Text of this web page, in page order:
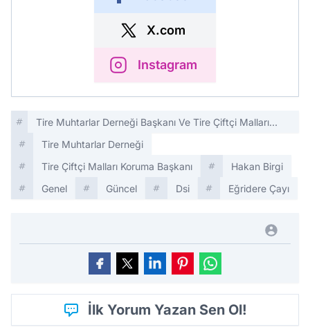
X.com
Instagram
Tire Muhtarlar Derneği Başkanı Ve Tire Çiftçi Malları
Tire Muhtarlar Derneği
Tire Çiftçi Malları Koruma Başkanı
Hakan Birgi
Genel
Güncel Dsi Eğridere Çayı
İlk Yorum Yazan Sen Ol!